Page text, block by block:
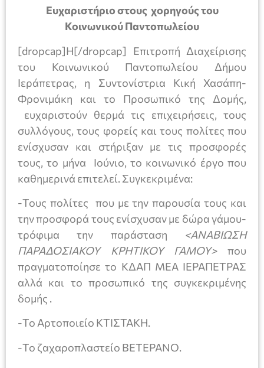
Ευχαριστήριο στους χορηγούς του
Κοινωνικού Παντοπωλείου
[dropcap]Η[/dropcap] Επιτροπή Διαχείρισης
του Κοινωνικού Παντοπωλείου Δήμου
Ιεράπετρας, η Συντονίστρια Κική Χασάπη-
Φρονιμάκη και το Προσωπικό της Δομής,
ευχαριστούν θερμά τις επιχειρήσεις, τους
συλλόγους, τους φορείς και τους πολίτες που
ενίσχυσαν και στήριξαν με τις προσφορές
τους, το μήνα Ιούνιο, το κοινωνικό έργο που
καθημερινά επιτελεί. Συγκεκριμένα:
-Τους πολίτες που με την παρουσία τους και
την προσφορά τους ενίσχυσαν με δώρα γάμου-
τρόφιμα την παράσταση <ΑΝΑΒΙΩΣΗ
ΠΑΡΑΔΟΣΙΑΚΟΥ ΚΡΗΤΙΚΟΥ ΓΑΜΟΥ> που
πραγματοποίησε το ΚΔΑΠ ΜΕΑ ΙΕΡΑΠΕΤΡΑΣ
αλλά και το προσωπικό της συγκεκριμένης
δομής .
-Το Αρτοποιείο ΚΤΙΣΤΑΚΗ.
-Το ζαχαροπλαστείο ΒΕΤΕΡΑΝΟ.